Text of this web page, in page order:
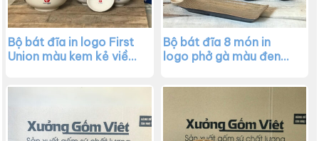
Bộ bát đĩa in logo First
Union màu kem kẻ viền
Bộ bát đĩa 8 món in
logo phở gà màu đen